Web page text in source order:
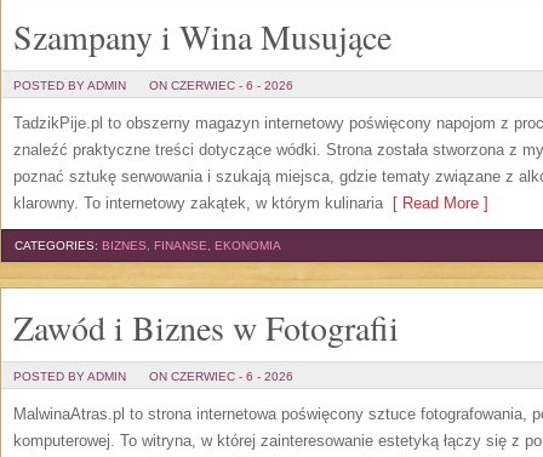
Szampany i Wina Musujące
POSTED BY ADMIN ON CZERWIEC - 6 - 2026
TadzikPije.pl to obszerny magazyn internetowy poświęcony napojom z
znaleźć praktyczne treści dotyczące wódki. Strona została stworzona z
poznać sztukę serwowania i szukają miejsca, gdzie tematy związane z
klarowny. To internetowy zakątek, w którym kulinaria[ Read More ]
CATEGORIES: BIZNES, FINANSE, EKONOMIA
Zawód i Biznes w Fotografii
POSTED BY ADMIN ON CZERWIEC - 6 - 2026
MalwinaAtras.pl to strona internetowa poświęcony sztuce fotografowania,
komputerowej. To witryna, w której zainteresowanie estetyką łączy się z